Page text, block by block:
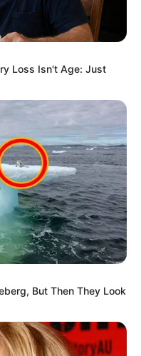
Orsi
ér!
Loss Isn't Age: Just
But Then They Look